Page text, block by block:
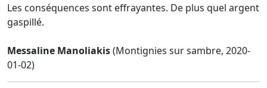
Les conséquences sont effrayantes. De plus quel argent
gaspillé.
Messaline Manoliakis(Montignies sur sambre, 2020-
01-02)